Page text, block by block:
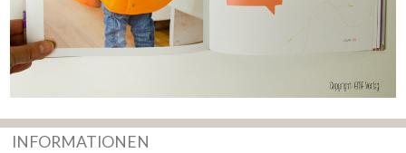
INFORMATIONEN